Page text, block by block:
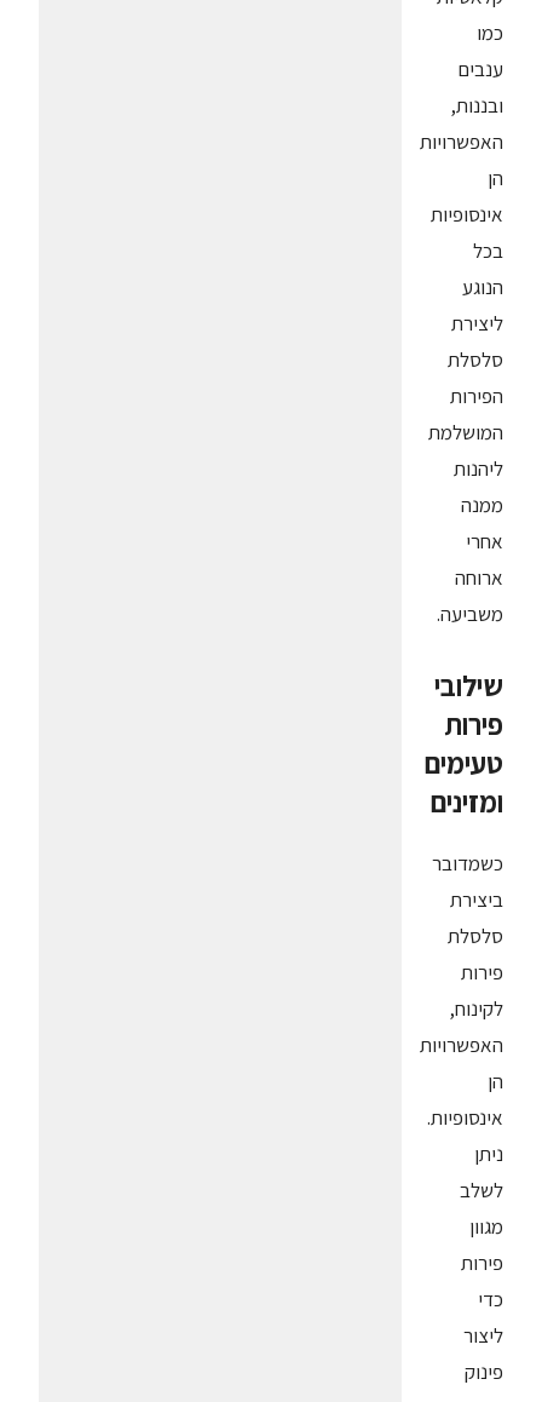
כמו
ענבים
ובננות,
האפשרויות
הן
אינסופיות
בכל
הנוגע
ליצירת
סלסלת
הפירות
המושלמת
ליהנות
ממנה
אחרי
ארוחה
משביעה.
שילובי
פירות
טעימים
ומזינים
כשמדובר
ביצירת
סלסלת
פירות
לקינוח,
האפשרויות
הן
אינסופיות.
ניתן
לשלב
מגוון
פירות
כדי
ליצור
פינוק